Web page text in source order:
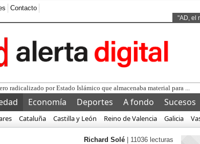
Contacto
"AD, el
Economía Deportes A fondo Sucesos
Cataluña Castilla y León Reino de Valencia Galicia
Richard Solé | 11036 lecturas